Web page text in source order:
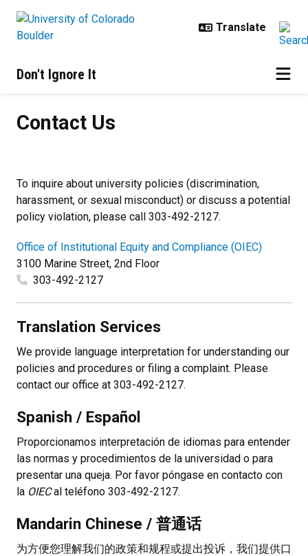
Don't Ignore It
Contact Us
To inquire about university policies (discrimination,
harassment, or sexual misconduct) or discuss a potential
policy violation, please call 303-492-2127.
Office of Institutional Equity and Compliance (OIEC)
3100 Marine Street, 2nd Floor
303-492-2127
Translation Services
We provide language interpretation for understanding our
policies and procedures or filing a complaint. Please
contact our office at 303-492-2127.
Spanish / Español
Proporcionamos interpretación de idiomas para entender
las normas y procedimientos de la universidad o para
presentar una queja. Por favor póngase en contacto con
la OIECal teléfono 303-492-2127.
Mandarin Chinese / 普通话
为方便您理解我们的政策和规程或提出投诉，我们提供口